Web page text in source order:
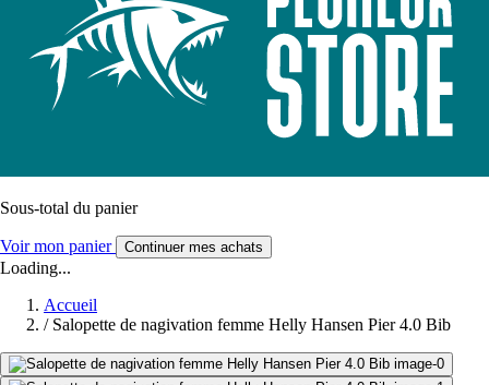
Sous-total du panier
Voir mon panier Continuer mes achats
Loading...
Accueil
/ Salopette de nagivation femme Helly Hansen Pier 4.0 Bib